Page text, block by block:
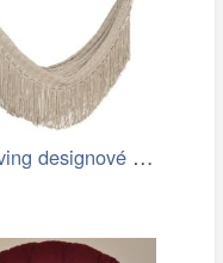
Ferm Living designové houpací sítě Path…